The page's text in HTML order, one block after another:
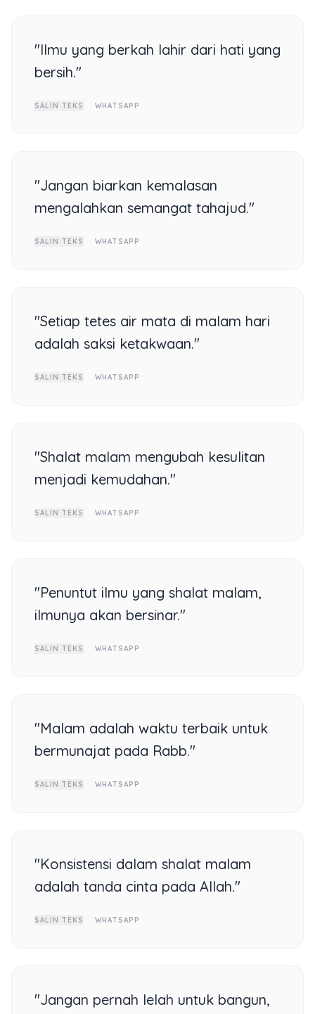
"Ilmu yang berkah lahir dari hati yang
bersih."
SALIN TEKS WHATSAPP
"Jangan biarkan kemalasan
mengalahkan semangat tahajud."
SALIN TEKS WHATSAPP
"Setiap tetes air mata di malam hari
adalah saksi ketakwaan."
SALIN TEKS WHATSAPP
"Shalat malam mengubah kesulitan
menjadi kemudahan."
SALIN TEKS WHATSAPP
"Penuntut ilmu yang shalat malam,
ilmunya akan bersinar."
SALIN TEKS WHATSAPP
"Malam adalah waktu terbaik untuk
bermunajat pada Rabb."
SALIN TEKS WHATSAPP
"Konsistensi dalam shalat malam
adalah tanda cinta pada Allah."
SALIN TEKS WHATSAPP
"Jangan pernah lelah untuk bangun,